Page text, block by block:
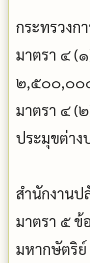
กระทรวงก
มาตรา ๔ (
๒,๕๐๐,๐๐
มาตรา ๔ (
ประมุขต่า
สำนักงานป
มาตรา ๕
มหากษัตริ